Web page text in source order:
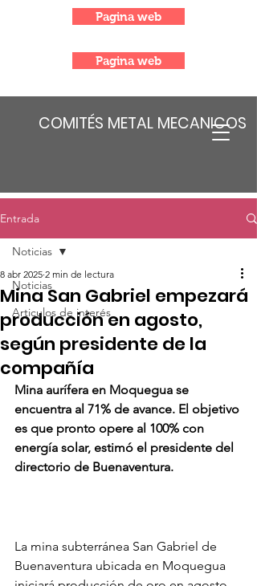
COMITÉS METAL MECANICOS
Pagina web
Pagina web
Entrada
Noticias
Articulos de interés
Noticias
Mina San Gabriel empezará
producción en agosto,
según presidente de la
compañía
8 abr 2025 2 min de lectura
Mina aurífera en Moquegua se
encuentra al 71% de avance. El objetivo
es que pronto opere al 100% con
energía solar, estimó el presidente del
directorio de Buenaventura.
La mina subterránea San Gabriel de
Buenaventura ubicada en Moquegua